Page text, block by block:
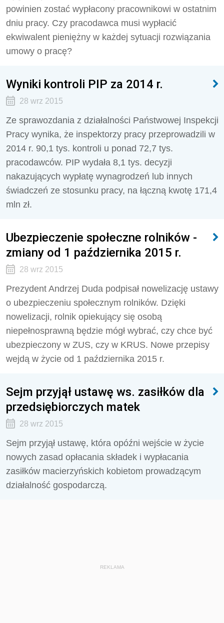
powinien zostać wypłacony pracownikowi w ostatnim
dniu pracy. Czy pracodawca musi wypłacić
ekwiwalent pieniężny w każdej sytuacji rozwiązania
umowy o pracę?
Wyniki kontroli PIP za 2014 r.
28 wrz 2015
Ze sprawozdania z działalności Państwowej Inspekcji
Pracy wynika, że inspektorzy pracy przeprowadzili w
2014 r. 90,1 tys. kontroli u ponad 72,7 tys.
pracodawców. PIP wydała 8,1 tys. decyzji
nakazujących wypłatę wynagrodzeń lub innych
świadczeń ze stosunku pracy, na łączną kwotę 171,4
mln zł.
Ubezpieczenie społeczne rolników -
zmiany od 1 października 2015 r.
28 wrz 2015
Prezydent Andrzej Duda podpisał nowelizację ustawy
o ubezpieczeniu społecznym rolników. Dzięki
nowelizacji, rolnik opiekujący się osobą
niepełnosprawną będzie mógł wybrać, czy chce być
ubezpieczony w ZUS, czy w KRUS. Nowe przepisy
wejdą w życie od 1 października 2015 r.
Sejm przyjął ustawę ws. zasiłków dla
przedsiębiorczych matek
28 wrz 2015
Sejm przyjął ustawę, która opóźni wejście w życie
nowych zasad opłacania składek i wypłacania
zasiłków macierzyńskich kobietom prowadzącym
działalność gospodarczą.
REKLAMA